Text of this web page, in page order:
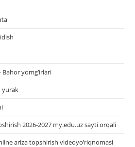
yomg’irlari
yurak
2026-2027 my.edu.uz sayti orqali
ariza topshirish videoyo’riqnomasi